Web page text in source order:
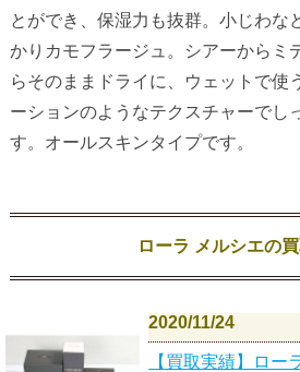
とができ、保湿力も抜群。小じわな
かりカモフラージュ。シアーからミ
らそのままドライに、ウェットで使
ーションのようなテクスチャーでし
す。オールスキンタイプです。
ローラ メルシエの
2020/11/24
【買取実績】ロー